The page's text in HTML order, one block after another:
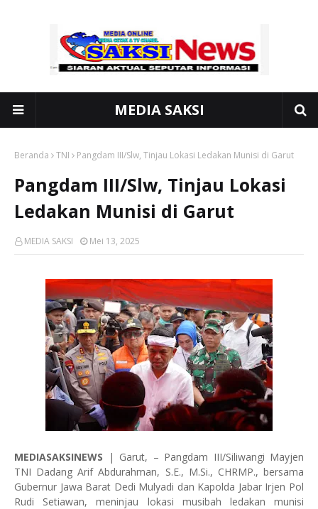
MEDIA SAKSI
Beranda TNI Pangdam III/Slw, Tinjau Lokasi Ledakan Munisi di Garut
Pangdam III/Slw, Tinjau Lokasi
Ledakan Munisi di Garut
MEDIA SAKSI Mei 13, 2025
MEDIASAKSINEWS | Garut, – Pangdam III/Siliwangi Mayjen
TNI Dadang Arif Abdurahman, S.E., M.Si., CHRMP., bersama
Gubernur Jawa Barat Dedi Mulyadi dan Kapolda Jabar Irjen Pol
Rudi Setiawan, meninjau lokasi musibah ledakan munisi